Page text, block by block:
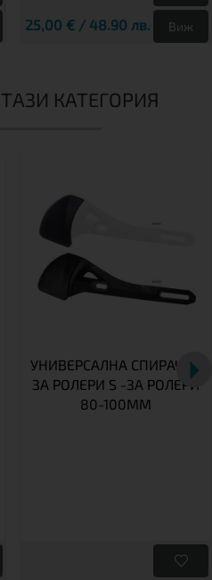
25,00 € / 48.90 лв. Виж
КАТЕГОРИЯ
УНИВЕРСАЛНА СПИРАЧКА
ЗА РОЛЕРИ S -ЗА РОЛЕРИ
80-100MM